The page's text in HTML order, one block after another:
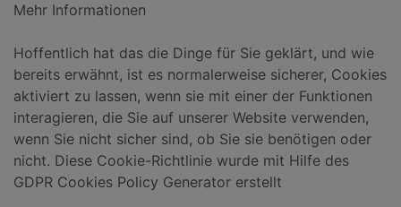
Mehr Informationen
Hoffentlich hat das die Dinge für Sie geklärt, und wie
bereits erwähnt, ist es normalerweise sicherer, Cookies
aktiviert zu lassen, wenn sie mit einer der Funktionen
interagieren, die Sie auf unserer Website verwenden,
wenn Sie nicht sicher sind, ob Sie sie benötigen oder
nicht. Diese Cookie-Richtlinie wurde mit Hilfe des
GDPR Cookies Policy Generator erstellt